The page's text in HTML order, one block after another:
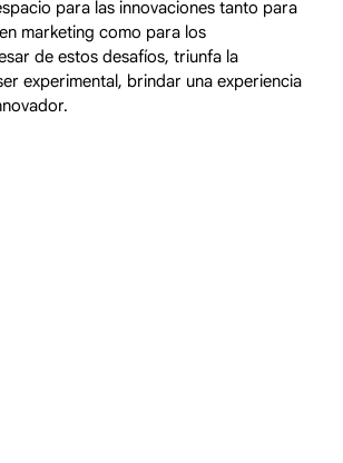
para las innovaciones tanto para
marketing como para los
de estos desafíos, triunfa la
experimental, brindar una experiencia